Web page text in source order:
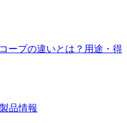
ープの違いとは？用途・得
製品情報